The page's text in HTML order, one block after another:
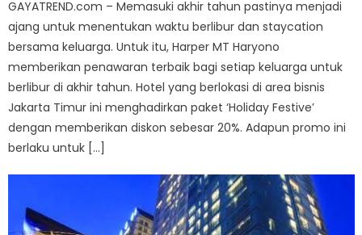
GAYATREND.com – Memasuki akhir tahun pastinya menjadi
ajang untuk menentukan waktu berlibur dan staycation
bersama keluarga. Untuk itu, Harper MT Haryono
memberikan penawaran terbaik bagi setiap keluarga untuk
berlibur di akhir tahun. Hotel yang berlokasi di area bisnis
Jakarta Timur ini menghadirkan paket ‘Holiday Festive’
dengan memberikan diskon sebesar 20%. Adapun promo ini
berlaku untuk […]